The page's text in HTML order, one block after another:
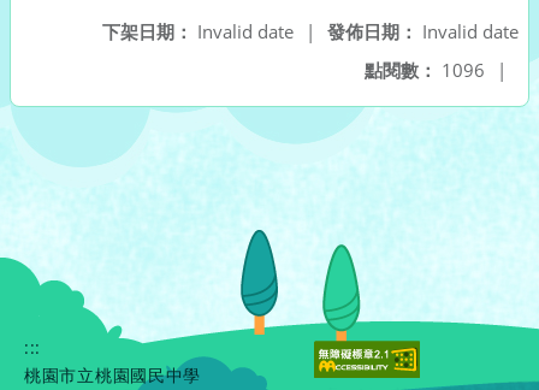
發佈日期： Invalid date
下架日期： Invalid date
|
點閱數： 1096 |
:::
桃園市立桃園國民中學